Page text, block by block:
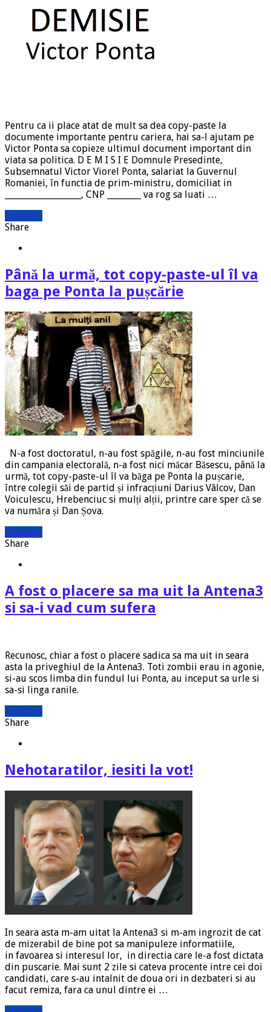
Pentru ca ii place atat de mult sa dea copy-paste la
documente importante pentru cariera, hai sa-l ajutam pe
Victor Ponta sa copieze ultimul document important din
viata sa politica. D E M I S I E Domnule Presedinte,
Subsemnatul Victor Viorel Ponta, salariat la Guvernul
Romaniei, în functia de prim-ministru, domiciliat in
__________________, CNP ________ va rog sa luati …
Citeste »
Share
Până la urmă, tot copy-paste-ul îl va
baga pe Ponta la pușcărie
N-a fost doctoratul, n-au fost spăgile, n-au fost minciunile
din campania electorală, n-a fost nici măcar Băsescu, până la
urmă, tot copy-paste-ul îl va băga pe Ponta la pușcarie,
între colegii săi de partid și infracțiuni Darius Vâlcov, Dan
Voiculescu, Hrebenciuc si mulți alții, printre care sper că se
va număra și Dan Șova.
Citeste »
Share
A fost o placere sa ma uit la Antena3
si sa-i vad cum sufera
Recunosc, chiar a fost o placere sadica sa ma uit in seara
asta la priveghiul de la Antena3. Toti zombii erau in agonie,
si-au scos limba din fundul lui Ponta, au inceput sa urle si
sa-si linga ranile.
Citeste »
Share
Nehotaratilor, iesiti la vot!
In seara asta m-am uitat la Antena3 si m-am ingrozit de cat
de mizerabil de bine pot sa manipuleze informatiile,
in favoarea si interesul lor, in directia care le-a fost dictata
din puscarie. Mai sunt 2 zile si cateva procente intre cei doi
candidati, care s-au intalnit de doua ori in dezbateri si au
facut remiza, fara ca unul dintre ei …